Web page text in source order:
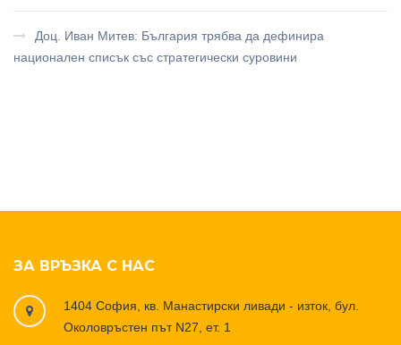
Доц. Иван Митев: България трябва да дефинира
национален списък със стратегически суровини
ЗА ВРЪЗКА С НАС
1404 София, кв. Манастирски ливади - изток, бул.
Околовръстен път N27, ет. 1